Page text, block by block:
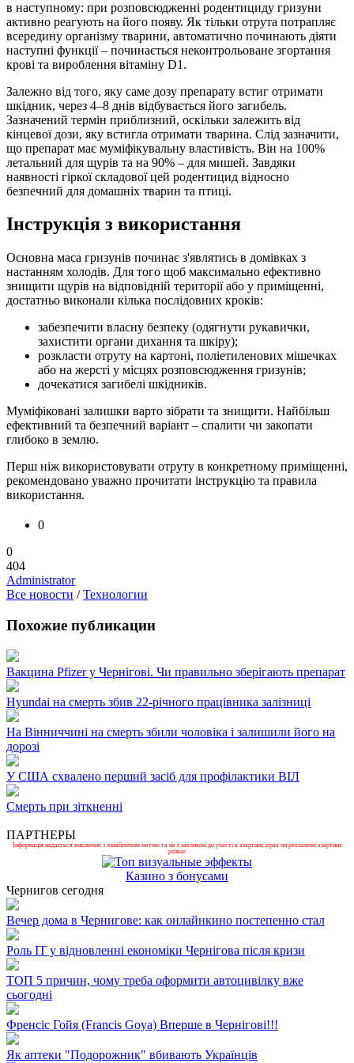
в наступному: при розповсюдженні родентициду гризуни
активно реагують на його появу. Як тільки отрута потрапляє
всередину організму тварини, автоматично починають діяти
наступні функції – починається неконтрольоване згортання
крові та вироблення вітаміну D1.
Залежно від того, яку саме дозу препарату встиг отримати
шкідник, через 4–8 днів відбувається його загибель.
Зазначений термін приблизний, оскільки залежить від
кінцевої дози, яку встигла отримати тварина. Слід зазначити,
що препарат має муміфікувальну властивість. Він на 100%
летальний для щурів та на 90% – для мишей. Завдяки
наявності гіркої складової цей родентицид відносно
безпечний для домашніх тварин та птиці.
Інструкція з використання
Основна маса гризунів починає з'являтись в домівках з
настанням холодів. Для того щоб максимально ефективно
знищити щурів на відповідній території або у приміщенні,
достатньо виконали кілька послідовних кроків:
забезпечити власну безпеку (одягнути рукавички,
захистити органи дихання та шкіру);
розкласти отруту на картоні, поліетиленових мішечках
або на жерсті у місцях розповсюдження гризунів;
дочекатися загибелі шкідників.
Муміфіковані залишки варто зібрати та знищити. Найбільш
ефективний та безпечний варіант – спалити чи закопати
глибоко в землю.
Перш ніж використовувати отруту в конкретному приміщенні,
рекомендовано уважно прочитати інструкцію та правила
використання.
0
0
404
Administrator
Все новости /Технологии
Похожие публикации
Вакцина Pfizer у Чернігові. Чи правильно зберігають препарат
Hyundai на смерть збив 22-річного працівника залізниці
На Вінниччині на смерть збили чоловіка і залишили його на
дорозі
У США схвалено перший засіб для профілактики ВІЛ
Смерть при зіткненні
ПАРТНЕРЫ
Інформація надається виключно з ознайомчою метою та не є закликом до участі в азартних іграх чи рекламою азартних
розваг.
Казино з бонусами
Чернигов сегодня
Вечер дома в Чернигове: как онлайнкино постепенно стал
Роль ІТ у відновленні економіки Чернігова після кризи
ТОП 5 причин, чому треба оформити автоцивілку вже
сьогодні
Френсіс Гойя (Francis Goya) Вперше в Чернігові!!!
Як аптеки "Подорожник" вбивають Українців